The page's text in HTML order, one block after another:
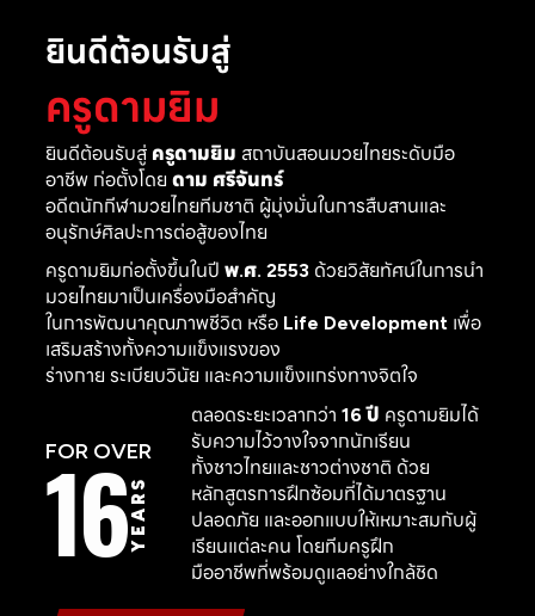
ยินดีต้อนรับสู่
ครูดามยิม
ยินดีต้อนรับสู่ ครูดามยิม สถาบันสอนมวยไทยระดับมือ
อาชีพ ก่อตั้งโดย ดาม ศรีจันทร์
อดีตนักกีฬามวยไทยทีมชาติ ผู้มุ่งมั่นในการสืบสานและ
อนุรักษ์ศิลปะการต่อสู้ของไทย
ครูดามยิมก่อตั้งขึ้นในปี พ.ศ. 2553ด้วยวิสัยทัศน์ในการนำ
มวยไทยมาเป็นเครื่องมือสำคัญ
ในการพัฒนาคุณภาพชีวิต หรือ Life Developmentเพื่อ
เสริมสร้างทั้งความแข็งแรงของ
ร่างกาย ระเบียบวินัย และความแข็งแกร่งทางจิตใจ
FOR OVER
16YEARS
ตลอดระยะเวลากว่า 16 ปี ครูดามยิมได้
รับความไว้วางใจจากนักเรียน
ทั้งชาวไทยและชาวต่างชาติ ด้วย
หลักสูตรการฝึกซ้อมที่ได้มาตรฐาน
ปลอดภัย และออกแบบให้เหมาะสมกับผู้
เรียนแต่ละคน โดยทีมครูฝึก
มืออาชีพที่พร้อมดูแลอย่างใกล้ชิด